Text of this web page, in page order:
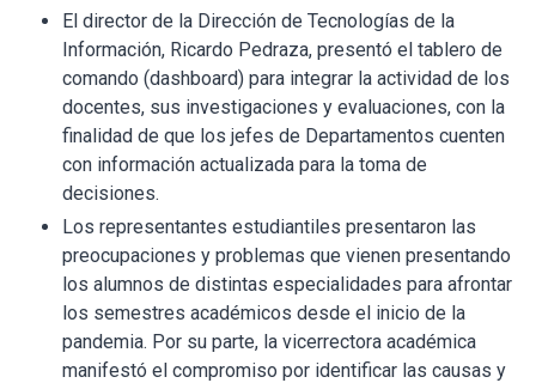
El director de la Dirección de Tecnologías de la
Información, Ricardo Pedraza, presentó el tablero de
comando (dashboard) para integrar la actividad de los
docentes, sus investigaciones y evaluaciones, con la
finalidad de que los jefes de Departamentos cuenten
con información actualizada para la toma de
decisiones.
Los representantes estudiantiles presentaron las
preocupaciones y problemas que vienen presentando
los alumnos de distintas especialidades para afrontar
los semestres académicos desde el inicio de la
pandemia. Por su parte, la vicerrectora académica
manifestó el compromiso por identificar las causas y